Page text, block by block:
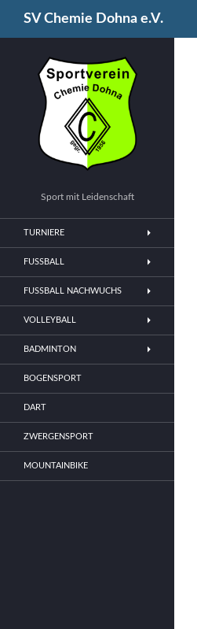
SV Chemie Dohna e.V.
Sport mit Leidenschaft
TURNIERE
FUSSBALL
FUSSBALL NACHWUCHS
VOLLEYBALL
BADMINTON
BOGENSPORT
DART
ZWERGENSPORT
MOUNTAINBIKE